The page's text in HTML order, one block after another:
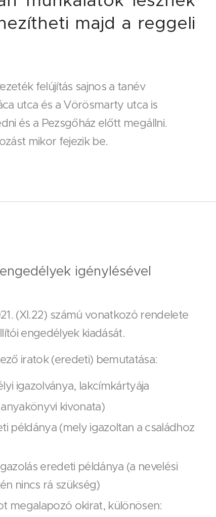
majd a reggeli
felújítás sajnos a tanév
utca és a Vörösmarty utca is
és a Pezsgőház előtt megállni.
mikor fejezik be.
igénylésével
(XI.22) számú vonatkozó rendelete
engedélyek kiadását.
iratok (eredeti) bemutatása:
igazolványa, lakcímkártyája
kivonata)
példánya (mely igazoltan a családhoz
eredeti példánya (a nevelési
nincs rá szükség)
megalapozó okirat, különösen: